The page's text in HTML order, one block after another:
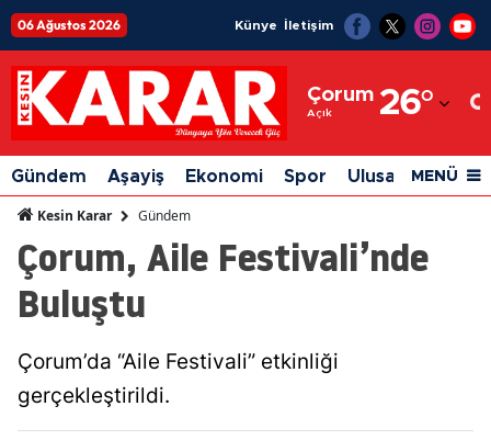
06 Ağustos 2026 Künye İletişim
Çorum
Açık 26°
Adıyaman
Afyonkarahisar
Ağrı
Amasya
Artvin
Aydın
Gündem Aşayiş Ekonomi Spor Ulusal Siyaset
MENÜ
Kesin Karar Gündem
Çorum, Aile Festivali’nde
Buluştu
Çorum’da “Aile Festivali” etkinliği
gerçekleştirildi.